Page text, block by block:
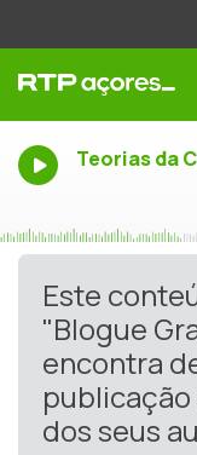
Teorias da
Este
"Blogue
encontra
dos seus